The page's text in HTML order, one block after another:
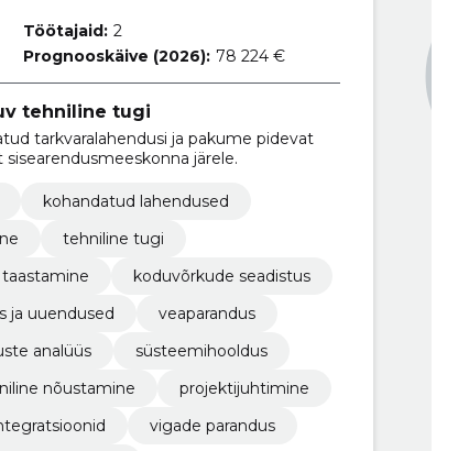
Töötajaid: 2
Prognooskäive (2026): 78 224 €
tehniline tugi
tarkvaralahendusi ja pakume pidevat
järele.
kohandatud lahendused
tehniline tugi
koduvõrkude seadistus
ja uuendused
veaparandus
analüüs
süsteemihooldus
nõustamine
projektijuhtimine
vigade parandus